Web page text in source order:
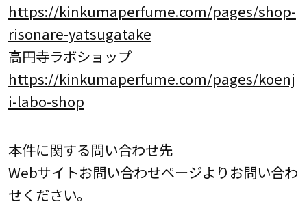
https://kinkumaperfume.com/pages/shop-
risonare-yatsugatake
高円寺ラボショップ
https://kinkumaperfume.com/pages/koenj
i-labo-shop
本件に関する問い合わせ先
Webサイトお問い合わせページよりお問い合わ
せください。